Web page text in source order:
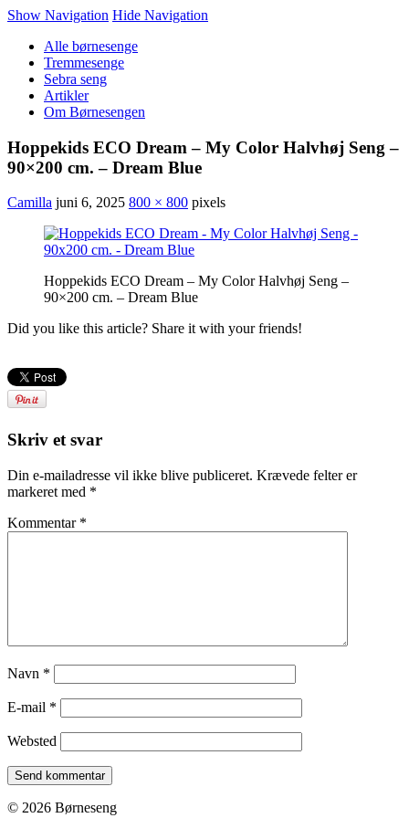
Show Navigation Hide Navigation
Alle børnesenge
Tremmesenge
Sebra seng
Artikler
Om Børnesengen
Hoppekids ECO Dream – My Color Halvhøj Seng –
90×200 cm. – Dream Blue
Camilla juni 6, 2025 800 × 800 pixels
Hoppekids ECO Dream – My Color Halvhøj Seng –
90×200 cm. – Dream Blue
Did you like this article? Share it with your friends!
Skriv et svar
Din e-mailadresse vil ikke blive publiceret. Krævede felter er
markeret med *
Kommentar *
Navn *
E-mail *
Websted
© 2026 Børneseng